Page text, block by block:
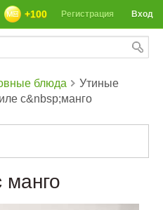
Вход
Регистрация
+100
блюда
Утиные
с&nbsp;манго